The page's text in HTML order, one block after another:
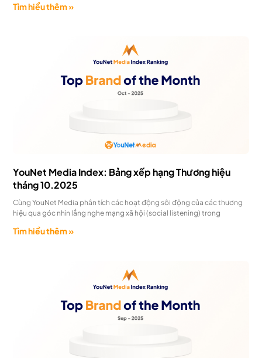
Tìm hiểu thêm »
YouNet Media Index: Bảng xếp hạng Thương hiệu
tháng 10.2025
Cùng YouNet Media phân tích các hoạt động sôi động của các thương
hiệu qua góc nhìn lắng nghe mạng xã hội (social listening) trong
Tìm hiểu thêm »